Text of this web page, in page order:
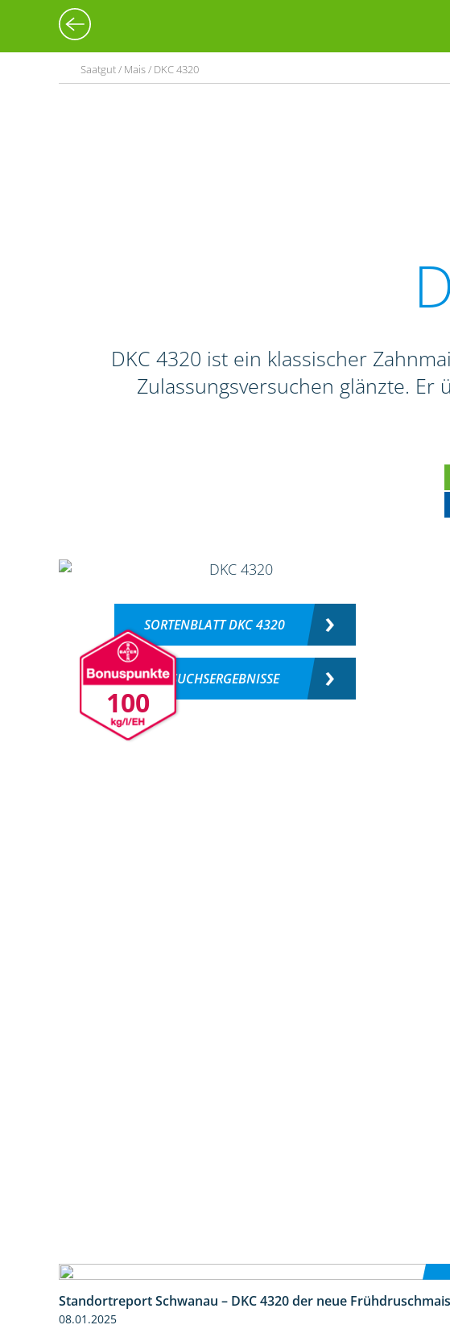
Saatgut / Mais / DKC 4320
DKC 4320 ist ein klassischer
Zulassungsversuchen glänzte.
100
SORTENBLATT DKC 4320
VERSUCHSERGEBNISSE
Standortreport Schwanau – DKC 4320 der neue Frühdruschmais
08.01.2025